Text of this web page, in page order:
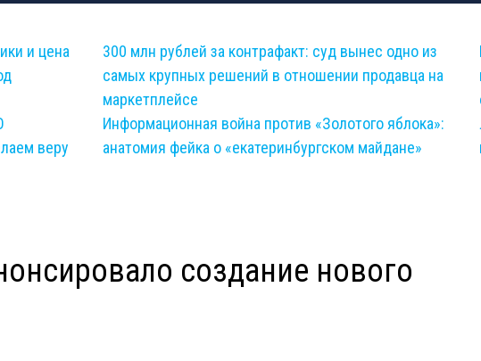
и цена
300 млн рублей за контрафакт: суд вынес одно из
самых крупных решений в отношении продавца на
маркетплейсе
веру
Информационная война против «Золотого яблока»:
анатомия фейка о «екатеринбургском майдане»
создание нового